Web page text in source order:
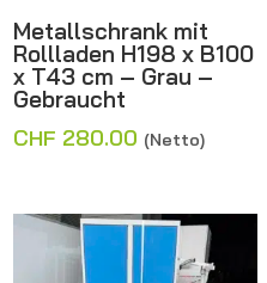
Metallschrank mit
Rollladen H198 x B100
x T43 cm – Grau –
Gebraucht
CHF 280.00 (Netto)